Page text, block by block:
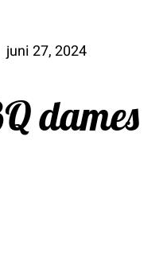
juni 27, 2024
dames